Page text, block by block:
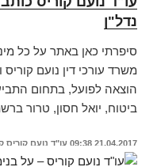
נדל"ן
סיפרתי כאן באתר על כל
משרד עורכי דין נועם
הוצאה לפועל, בתחום
ביטוח, יואל חסון, טרור
21.04.2017
09:38 עו"ד נועם קוריס